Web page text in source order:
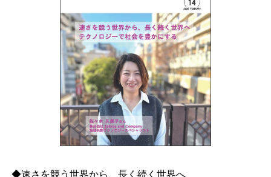
◆速さを競う世界から、長く続く世界へ